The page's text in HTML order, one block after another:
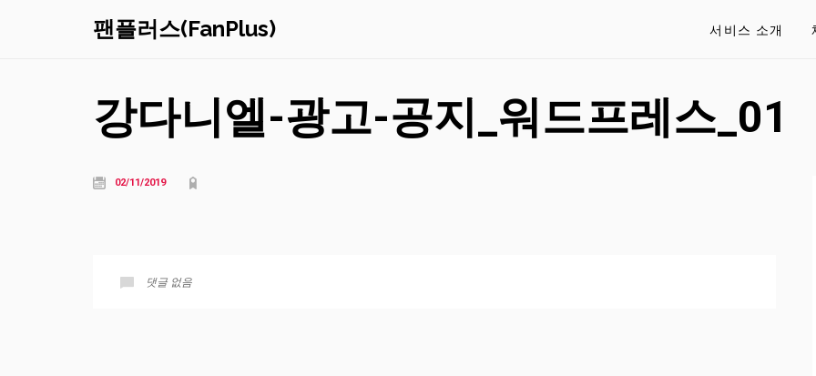
팬플러스(FanPlus) 서비스 소개
강다니엘-광고-공지_워드프레스_01
02/11/2019
댓글 없음